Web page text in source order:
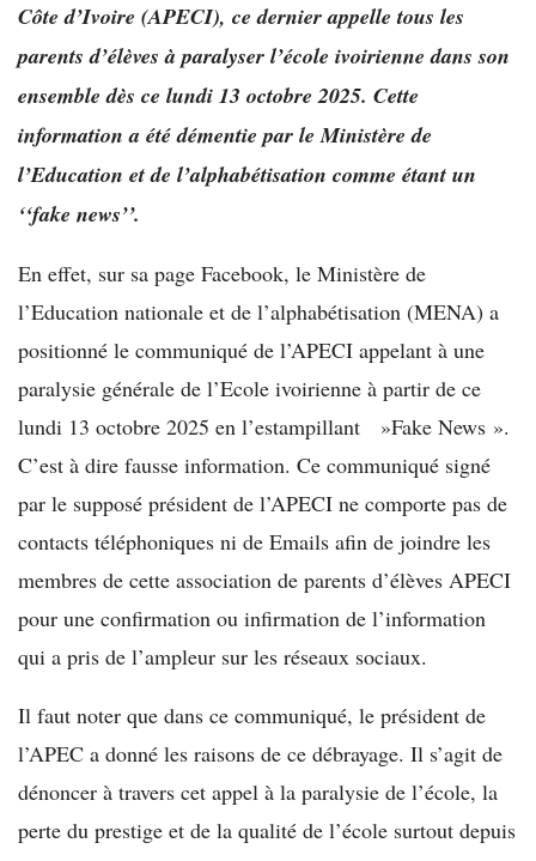
Côte d’Ivoire (APECI), ce dernier appelle tous les
parents d’élèves à paralyser l’école ivoirienne dans son
ensemble dès ce lundi 13 octobre 2025. Cette
information a été démentie par le Ministère de
l’Education et de l’alphabétisation comme étant un
‘‘fake news’’.
En effet, sur sa page Facebook, le Ministère de
l’Education nationale et de l’alphabétisation (MENA) a
positionné le communiqué de l’APECI appelant à une
paralysie générale de l’Ecole ivoirienne à partir de ce
lundi 13 octobre 2025 en l’estampillant »Fake News ».
C’est à dire fausse information. Ce communiqué signé
par le supposé président de l’APECI ne comporte pas de
contacts téléphoniques ni de Emails afin de joindre les
membres de cette association de parents d’élèves APECI
pour une confirmation ou infirmation de l’information
qui a pris de l’ampleur sur les réseaux sociaux.
Il faut noter que dans ce communiqué, le président de
l’APEC a donné les raisons de ce débrayage. Il s’agit de
dénoncer à travers cet appel à la paralysie de l’école, la
perte du prestige et de la qualité de l’école surtout depuis